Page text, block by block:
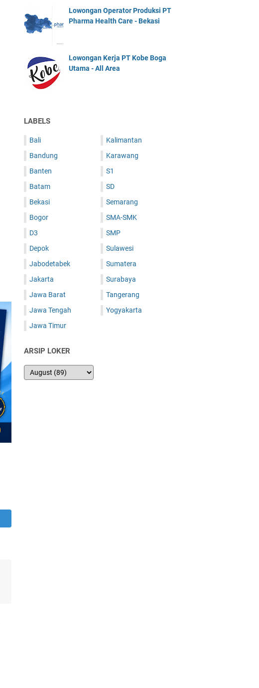
Lowongan Operator Produksi PT
Pharma Health Care - Bekasi
Lowongan Kerja PT Kobe Boga
Utama - All Area
LABELS
Bali
Bandung
Banten
Batam
Bekasi
Bogor
D3
Depok
Jabodetabek
Jakarta
Jawa Barat
Jawa Tengah
Jawa Timur
Kalimantan
Karawang
S1
SD
Semarang
SMA-SMK
SMP
Sulawesi
Sumatera
Surabaya
Tangerang
Yogyakarta
ARSIP LOKER